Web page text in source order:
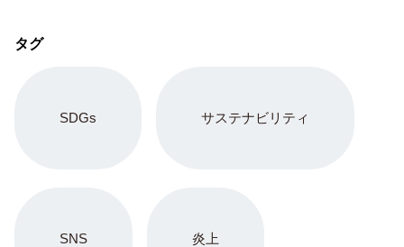
タグ
SDGs サステナビリティ
SNS 炎上